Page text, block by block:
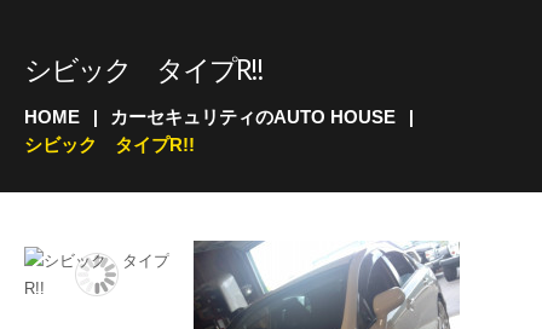
シビック タイプR!!
HOME
カーセキュリティのAUTO HOUSE
シビック タイプR!!